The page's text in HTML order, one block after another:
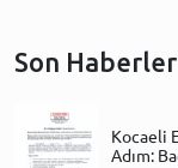
Son Haberler
Kocaeli
Adım: